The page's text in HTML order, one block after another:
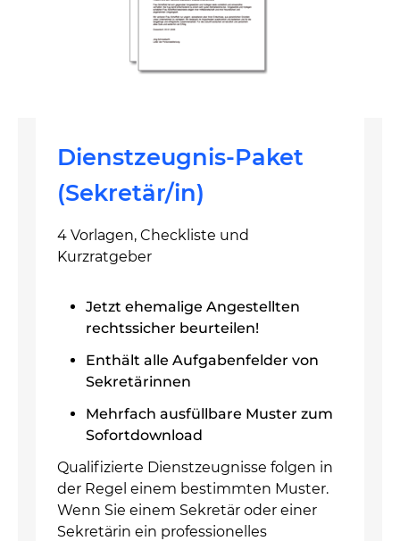
Dienstzeugnis-Paket
(Sekretär/in)
4 Vorlagen, Checkliste und
Kurzratgeber
Jetzt ehemalige Angestellten
rechtssicher beurteilen!
Enthält alle Aufgabenfelder von
Sekretärinnen
Mehrfach ausfüllbare Muster zum
Sofortdownload
Qualifizierte Dienstzeugnisse folgen in
der Regel einem bestimmten Muster.
Wenn Sie einem Sekretär oder einer
Sekretärin ein professionelles